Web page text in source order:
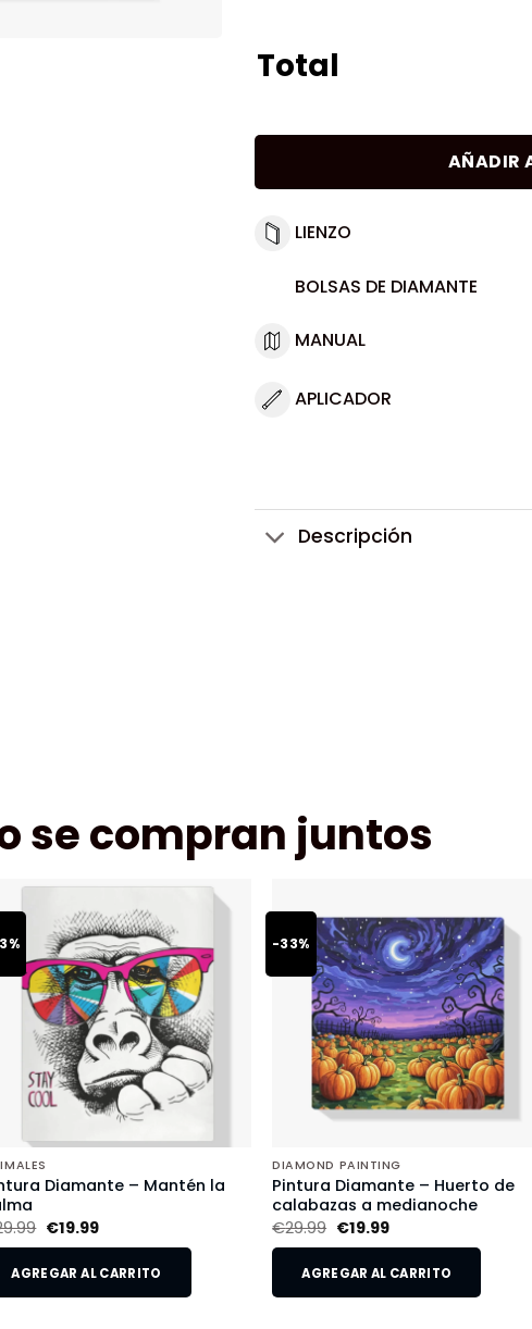
Total
AÑADIR
LIENZO
BOLSAS DE DIAMANTE
MANUAL
APLICADOR
Descripción
se compran juntos
Diamante – Mantén la
€19.99
AGREGAR AL CARRITO
-33%
DIAMOND PAINTING
Pintura Diamante – Huerto de
calabazas a medianoche
€29.99 €19.99
AGREGAR AL CARRITO